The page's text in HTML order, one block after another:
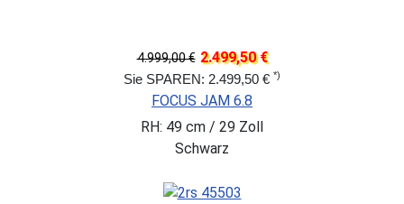
4.999,00 € 2.499,50 €
Sie SPAREN: 2.499,50 € *)
FOCUS JAM 6.8
RH: 49 cm / 29 Zoll
Schwarz